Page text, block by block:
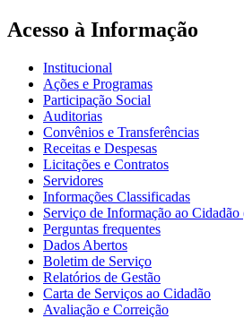
Acesso à Informação
Institucional
Ações e Programas
Participação Social
Auditorias
Convênios e Transferências
Receitas e Despesas
Licitações e Contratos
Servidores
Informações Classificadas
Serviço de Informação ao
Perguntas frequentes
Dados Abertos
Boletim de Serviço
Relatórios de Gestão
Carta de Serviços ao Cidadão
Avaliação e Correição